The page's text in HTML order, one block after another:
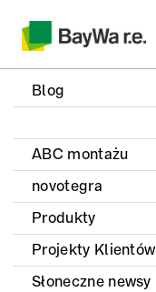
Blog
ABC montażu
novotegra
Produkty
Projekty Klientów
Słoneczne newsy